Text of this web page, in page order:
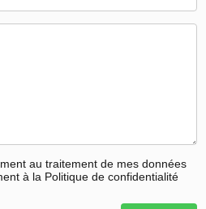
au traitement de mes données
à la Politique de confidentialité